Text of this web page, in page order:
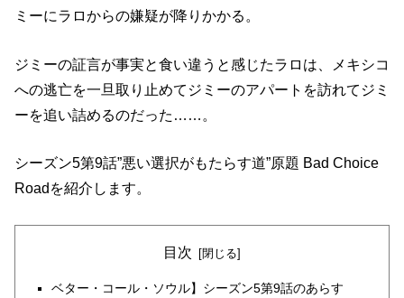
ミーにラロからの嫌疑が降りかかる。
ジミーの証言が事実と食い違うと感じたラロは、メキシコ
への逃亡を一旦取り止めてジミーのアパートを訪れてジミ
ーを追い詰めるのだった……。
シーズン5第9話”悪い選択がもたらす道”原題 Bad Choice
Roadを紹介します。
目次
ベター・コール・ソウル】シーズン5第9話のあらす